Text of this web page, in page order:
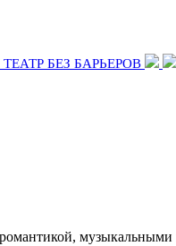
ТЕАТР БЕЗ БАРЬЕРОВ
музыкальными